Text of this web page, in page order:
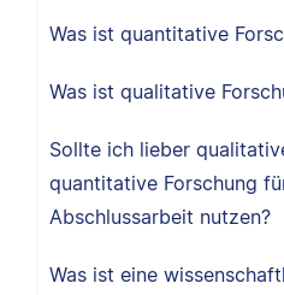
Was ist quantitative
Was ist qualitative
Sollte ich lieber
quantitative Forschung
Abschlussarbeit nutzen?
Was ist eine